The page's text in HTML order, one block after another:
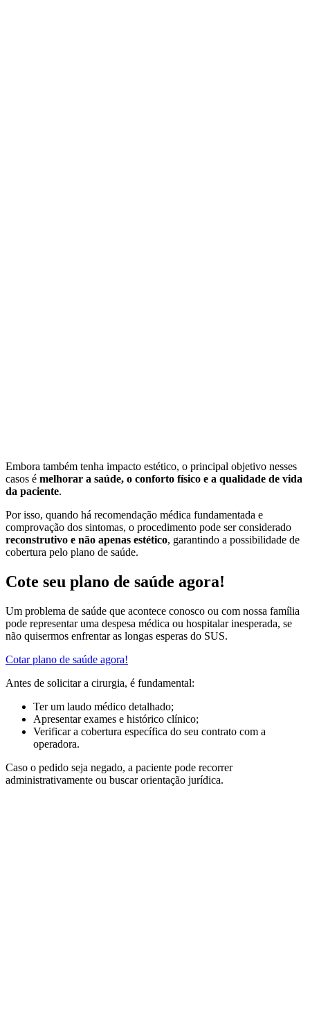
Embora também tenha impacto estético, o principal objetivo nesses
casos é melhorar a saúde, o conforto físico e a qualidade de vida
da paciente.
Por isso, quando há recomendação médica fundamentada e
comprovação dos sintomas, o procedimento pode ser considerado
reconstrutivo e não apenas estético, garantindo a possibilidade de
cobertura pelo plano de saúde.
Cote seu plano de saúde agora!
Um problema de saúde que acontece conosco ou com nossa família
pode representar uma despesa médica ou hospitalar inesperada, se
não quisermos enfrentar as longas esperas do SUS.
Cotar plano de saúde agora!
Antes de solicitar a cirurgia, é fundamental:
Ter um laudo médico detalhado;
Apresentar exames e histórico clínico;
Verificar a cobertura específica do seu contrato com a
operadora.
Caso o pedido seja negado, a paciente pode recorrer
administrativamente ou buscar orientação jurídica.